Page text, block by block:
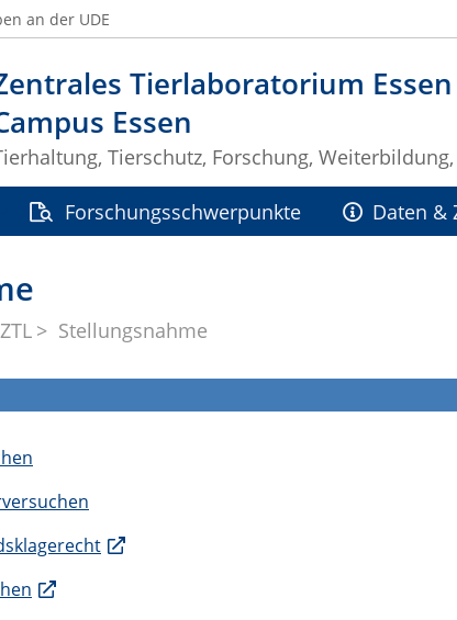
Tierlaboratorium
Essen
Tierschutz, Forschung,
an der UDE
Forschungsschwerpunkte Daten &
ZTL Stellungsnahme